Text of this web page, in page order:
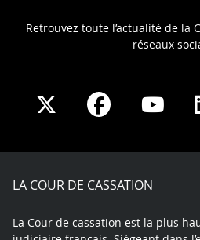
Retrouvez toute l’actualité de la
réseaux
Share
X
Share
Facebook
LA COUR DE CASSATION
La Cour de cassation est la plus